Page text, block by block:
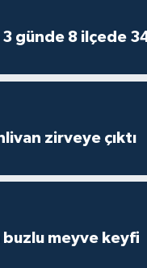
günde 8 ilçede 34
zirveye çıktı
buzlu meyve keyfi